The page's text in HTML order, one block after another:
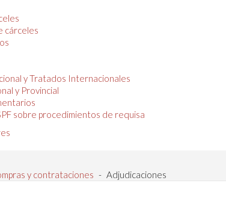
cárceles
y Tratados Internacionales
y Provincial
sobre procedimientos de requisa
y contrataciones - Adjudicaciones